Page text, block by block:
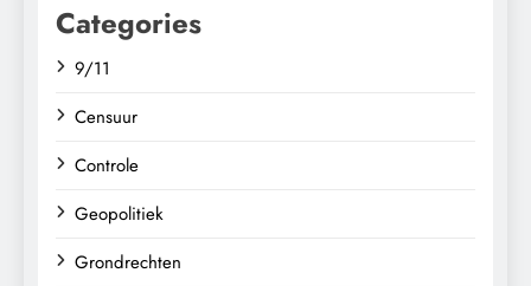
Categories
9/11
Censuur
Controle
Geopolitiek
Grondrechten